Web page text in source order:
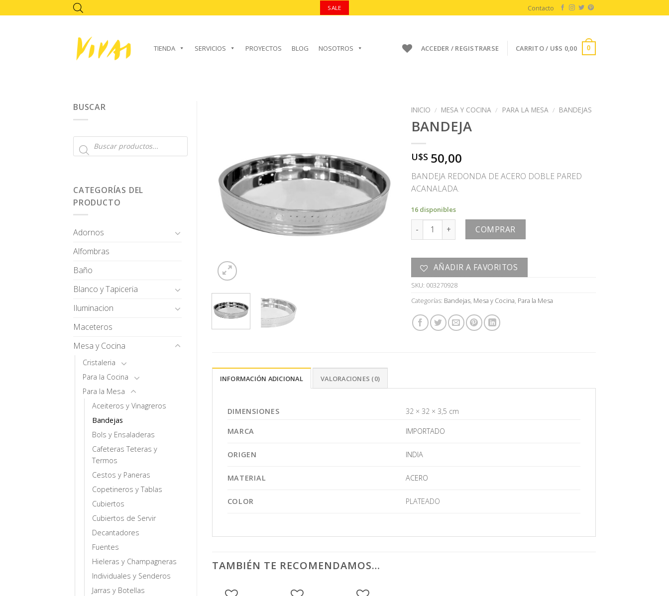
to
SALE Contacto
TIENDA SERVICIOS PROYECTOS BLOG NOSOTROS ACCEDER / REGISTRARSE CARRITO / U$S 0,00 0
BUSCAR
Búsqueda
de
CATEGORÍAS DEL
PRODUCTO
Adornos
Alfombras
Baño
Blanco y Tapiceria
Iluminacion
Maceteros
Mesa y Cocina
Cristaleria
Para la Cocina
Para la Mesa
Aceiteros y Vinagreros
Bandejas
Bols y Ensaladeras
Cafeteras Teteras y
Termos
Cestos y Paneras
Copetineros y Tablas
Cubiertos
Cubiertos de Servir
Decantadores
Fuentes
Hieleras y Champagneras
Individuales y Senderos
Jarras y Botellas
AÑADIR A
FAVORITOS
INICIO / MESA Y COCINA / PARA LA MESA / BANDEJAS
BANDEJA
U$S 50,00
BANDEJA REDONDA DE ACERO DOBLE PARED
ACANALADA.
16 disponibles
BANDEJA cantidad COMPRAR
AÑADIR A FAVORITOS
SKU: 003270928
Categorías: Bandejas, Mesa y Cocina, Para la Mesa
INFORMACIÓN ADICIONAL VALORACIONES (0)
DIMENSIONES 32 × 32 × 3,5 cm
MARCA IMPORTADO
ORIGEN INDIA
MATERIAL ACERO
COLOR PLATEADO
TAMBIÉN TE RECOMENDAMOS…